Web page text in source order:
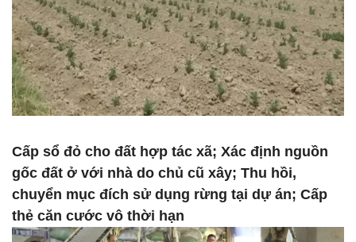
Cấp sổ đỏ cho đất hợp tác xã; Xác định nguồn
gốc đất ở với nhà do chủ cũ xây; Thu hồi,
chuyển mục đích sử dụng rừng tại dự án; Cấp
thẻ căn cước vô thời hạn